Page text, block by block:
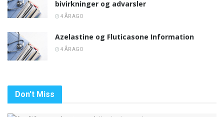
bivirkninger og advarsler
4 ÅR AGO
Azelastine og Fluticasone Information
4 ÅR AGO
Don't Miss